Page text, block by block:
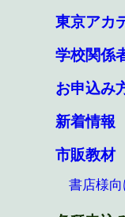
東京アカ
学校関係
お申込み
新着情報
市販教材
書店様向